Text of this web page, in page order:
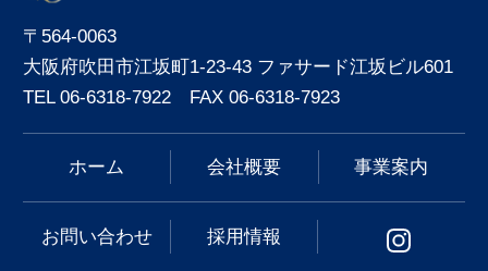
〒564-0063
大阪府吹田市江坂町1-23-43 ファサード江坂ビル601
TEL 06-6318-7922 FAX 06-6318-7923
ホーム 会社概要 事業案内
お問い合わせ 採用情報